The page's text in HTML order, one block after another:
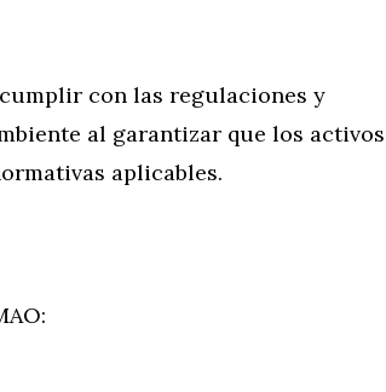
con las regulaciones y
al garantizar que los activos
aplicables.